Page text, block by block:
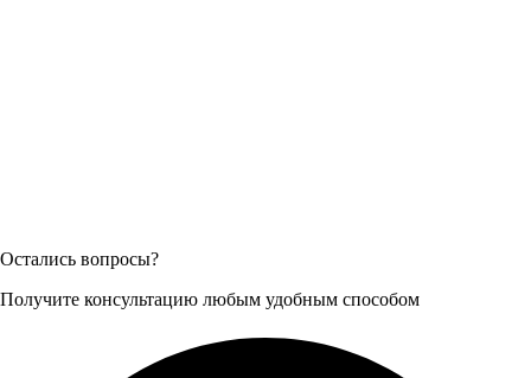
Остались вопросы?
Получите консультацию любым удобным способом